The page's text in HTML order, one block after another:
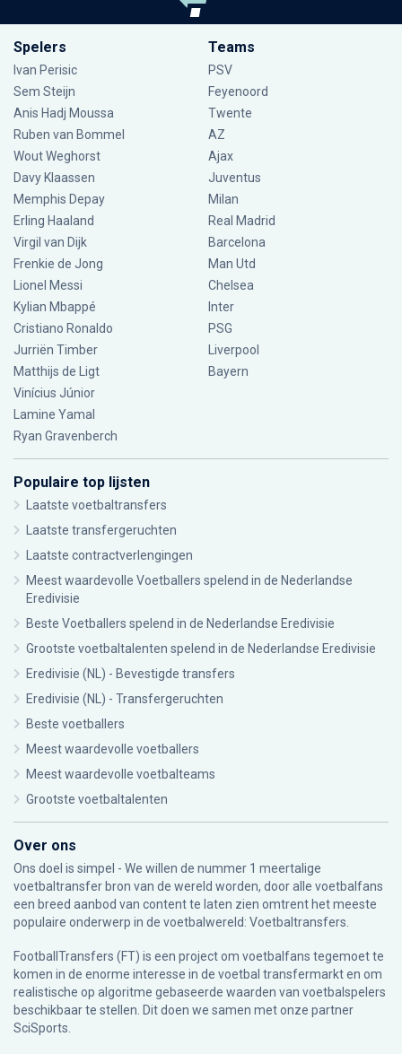
Spelers
Ivan Perisic
Sem Steijn
Anis Hadj Moussa
Ruben van Bommel
Wout Weghorst
Davy Klaassen
Memphis Depay
Erling Haaland
Virgil van Dijk
Frenkie de Jong
Lionel Messi
Kylian Mbappé
Cristiano Ronaldo
Jurriën Timber
Matthijs de Ligt
Vinícius Júnior
Lamine Yamal
Ryan Gravenberch
Teams
PSV
Feyenoord
Twente
AZ
Ajax
Juventus
Milan
Real Madrid
Barcelona
Man Utd
Chelsea
Inter
PSG
Liverpool
Bayern
Populaire top lijsten
Laatste voetbaltransfers
Laatste transfergeruchten
Laatste contractverlengingen
Meest waardevolle Voetballers spelend in de Nederlandse
Eredivisie
Beste Voetballers spelend in de Nederlandse Eredivisie
Grootste voetbaltalenten spelend in de Nederlandse Eredivisie
Eredivisie (NL) - Bevestigde transfers
Eredivisie (NL) - Transfergeruchten
Beste voetballers
Meest waardevolle voetballers
Meest waardevolle voetbalteams
Grootste voetbaltalenten
Over ons
Ons doel is simpel - We willen de nummer 1 meertalige
voetbaltransfer bron van de wereld worden, door alle voetbalfans
een breed aanbod van content te laten zien omtrent het meeste
populaire onderwerp in de voetbalwereld: Voetbaltransfers.
FootballTransfers (FT) is een project om voetbalfans tegemoet te
komen in de enorme interesse in de voetbal transfermarkt en om
realistische op algoritme gebaseerde waarden van voetbalspelers
beschikbaar te stellen. Dit doen we samen met onze partner
SciSports